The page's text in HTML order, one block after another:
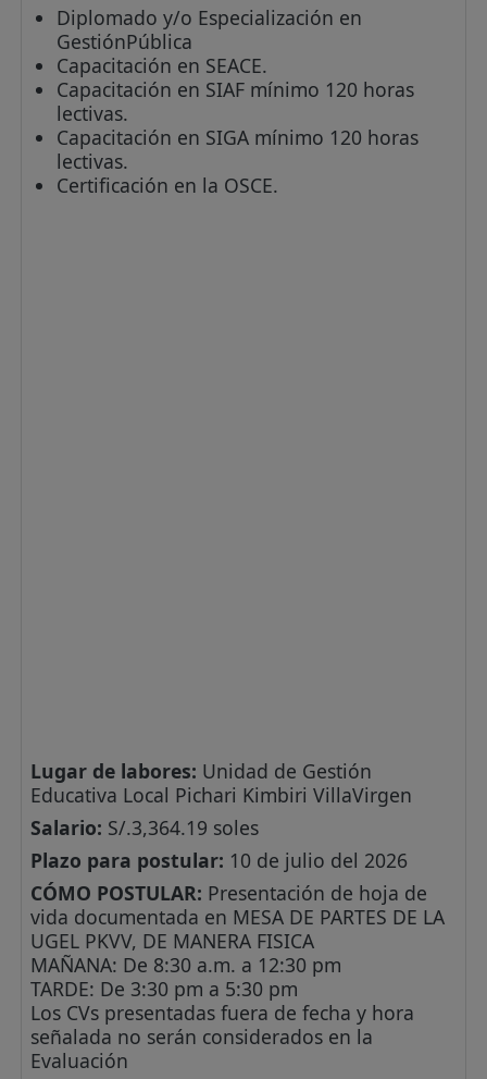
Diplomado y/o Especialización en
GestiónPública
Capacitación en SEACE.
Capacitación en SIAF mínimo 120 horas
lectivas.
Capacitación en SIGA mínimo 120 horas
lectivas.
Certificación en la OSCE.
Lugar de labores: Unidad de Gestión
Educativa Local Pichari Kimbiri VillaVirgen
Salario: S/.3,364.19 soles
Plazo para postular: 10 de julio del 2026
CÓMO POSTULAR: Presentación de hoja de
vida documentada en MESA DE PARTES DE LA
UGEL PKVV, DE MANERA FISICA
MAÑANA: De 8:30 a.m. a 12:30 pm
TARDE: De 3:30 pm a 5:30 pm
Los CVs presentadas fuera de fecha y hora
señalada no serán considerados en la
Evaluación